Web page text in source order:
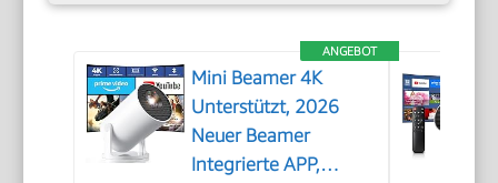
ANGEBOT
Mini Beamer 4K
Unterstützt, 2026
Neuer Beamer
Integrierte APP,